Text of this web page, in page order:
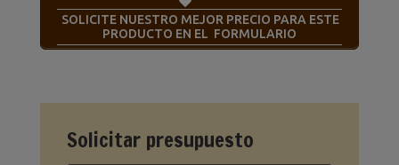
SOLICITE NUESTRO MEJOR PRECIO PARA ESTE
PRODUCTO EN EL FORMULARIO
Solicitar presupuesto